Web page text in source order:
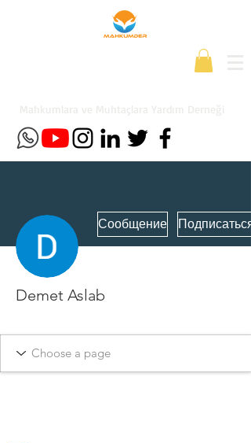
Сообщение Подписаться
Demet Aslab